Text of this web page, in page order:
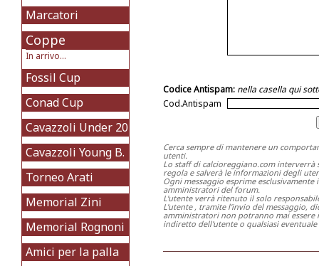
Marcatori
Coppe
In arrivo...
Fossil Cup
Conad Cup
Cavazzoli Under 20
Cavazzoli Young B.
Torneo Arati
Memorial Zini
Memorial Rognoni
Amici per la palla
Codice Antispam: nella casella qui
Cod.Antispam
Cerca sempre di mantenere un
utenti.
Lo staff di calcioreggiano.com interverrà
regola e salverà le informazioni degli
Ogni messaggio esprime
amministratori del forum.
L'utente verrà ritenuto il solo
L'utente , tramite l'invio del messaggio,
amministratori non potranno mai
indiretto dell'utente o qualsiasi